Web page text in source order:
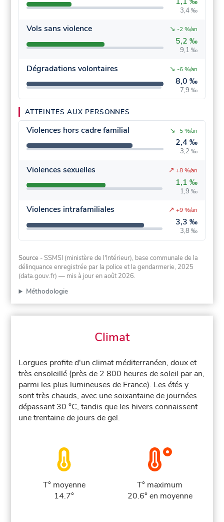
3,4 ‰
Vols sans violence
5,2 ‰
9,1 ‰
↘ -2 %/an
Dégradations volontaires
8,0 ‰
7,9 ‰
↘ -6 %/an
ATTEINTES AUX PERSONNES
Violences hors cadre familial
2,4 ‰
3,2 ‰
↘ -5 %/an
Violences sexuelles
1,1 ‰
1,9 ‰
↗ +8 %/an
Violences intrafamiliales
3,3 ‰
3,8 ‰
↗ +9 %/an
Source - SSMSI (ministère de l'Intérieur), base communale de la
délinquance enregistrée par la police et la gendarmerie, 2025
(data.gouv.fr) — mis à jour en août 2026.
Méthodologie
Climat
Lorgues profite d'un climat méditerranéen, doux et
très ensoleillé (près de 2 800 heures de soleil par an,
parmi les plus lumineuses de France). Les étés y
sont très chauds, avec une soixantaine de journées
dépassant 30 °C, tandis que les hivers connaissent
une trentaine de jours de gel.
T° moyenne
14.7°
T° maximum
20.6° en moyenne